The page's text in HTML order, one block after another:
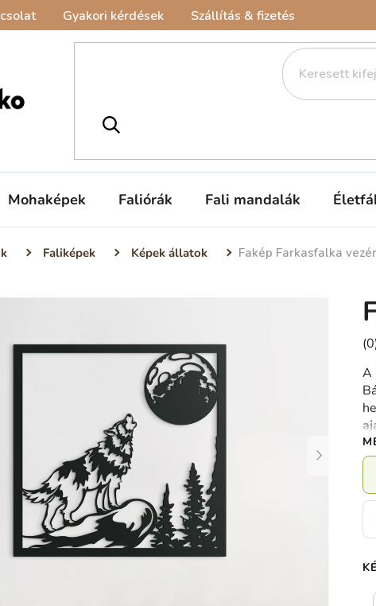
Gyakori kérdések Szállítás & fizetés
Mohaképek Faliórák Fali mandalák
Faliképek Képek állatok Fakép Farkasfalka
A
5-
A